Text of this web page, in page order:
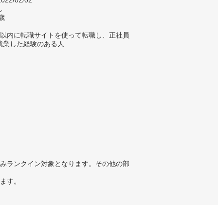
内に転職サイトを使って転職し、正社員
業した経験のある人
ランクイン対象となります。その他の部
す。